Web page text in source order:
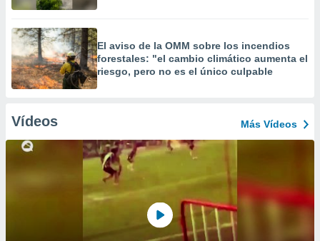
El aviso de la OMM sobre los incendios
forestales: "el cambio climático aumenta el
riesgo, pero no es el único culpable
Vídeos Más Vídeos